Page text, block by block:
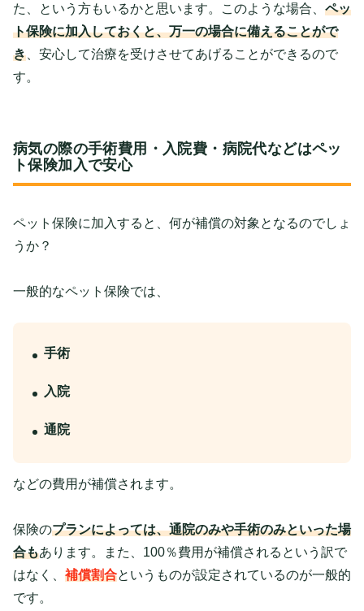
た、という方もいるかと思います。このような場合、 ペッ
ト保険に加入しておくと、万一の場合に備えることがで
き 、安心して治療を受けさせてあげることができるので
す。
病気の際の手術費用・入院費・病院代などはペッ
ト保険加入で安心
ペット保険に加入すると、何が補償の対象となるのでしょ
うか？
一般的なペット保険では、
手術
入院
通院
などの費用が補償されます。
保険のプランによっては、通院のみや手術のみといった場
合もあります。また、100％費用が補償されるという訳で
はなく、 補償割合というものが設定されているのが一般的
です。